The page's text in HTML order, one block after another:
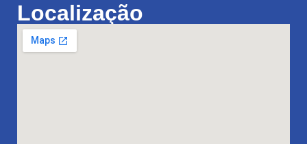
Localização